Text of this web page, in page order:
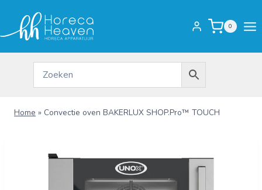
inhoud
0
Home » Convectie oven BAKERLUX SHOP.Pro™ TOUCH